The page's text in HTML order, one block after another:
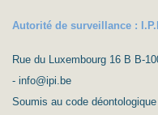
Autorité de surveillance :
Rue du Luxembourg 16 B B-
- info@ipi.be
Soumis au code